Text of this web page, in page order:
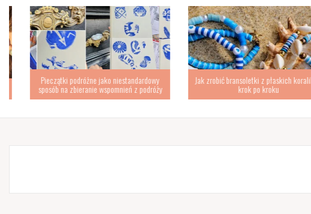
Pieczątki podróżne jako niestandardowy
sposób na zbieranie wspomnień z podróży
Jak zrobić bransoletki z płaskich koralików
krok po kroku